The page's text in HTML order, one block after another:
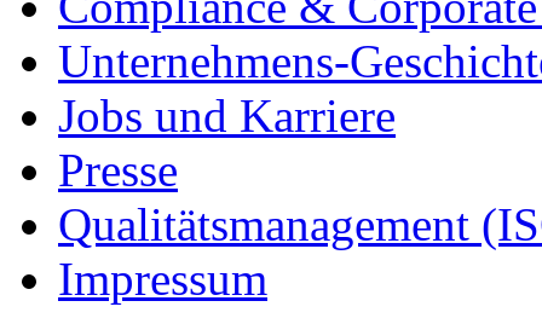
Unternehmens-
Jobs und Karriere
Presse
Qualitätsmanagement
Impressum